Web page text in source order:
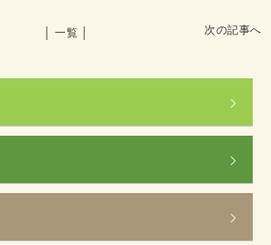
次の記事へ
│ 一覧 │